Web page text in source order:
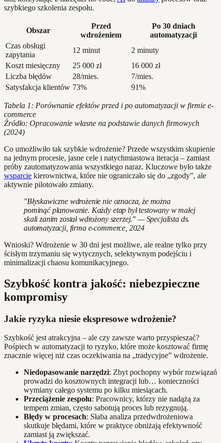
szybkiego szkolenia zespołu.
Obszar
Przed
wdrożeniem
Po 30 dniach
automatyzacji
Czas obsługi
zapytania
12 minut
2 minuty
Koszt miesięczny
25 000 zł
16 000 zł
Liczba błędów
28/mies.
7/mies.
Satysfakcja klientów 73% 91%
Tabela 1: Porównanie efektów przed i po automatyzacji w firmie e-
commerce
Źródło: Opracowanie własne na podstawie danych firmowych
(2024)
Co umożliwiło tak szybkie wdrożenie? Przede wszystkim skupienie
na jednym procesie, jasne cele i natychmiastowa iteracja – zamiast
próby zautomatyzowania wszystkiego naraz. Kluczowe było także
wsparcie kierownictwa, które nie ograniczało się do „zgody”, ale
aktywnie pilotowało zmiany.
"Błyskawiczne wdrożenie nie oznacza, że można
pominąć planowanie. Każdy etap był testowany w małej
skali zanim został wdrożony szerzej." — Specjalista ds.
automatyzacji, firma e-commerce, 2024
Wnioski? Wdrożenie w 30 dni jest możliwe, ale realne tylko przy
ścisłym trzymaniu się wytycznych, selektywnym podejściu i
minimalizacji chaosu komunikacyjnego.
Szybkość kontra jakość: niebezpieczne
kompromisy
Jakie ryzyka niesie ekspresowe wdrożenie?
Szybkość jest atrakcyjna – ale czy zawsze warto przyspieszać?
Pośpiech w automatyzacji to ryzyko, które może kosztować firmę
znacznie więcej niż czas oczekiwania na „tradycyjne” wdrożenie.
Niedopasowanie narzędzi: Zbyt pochopny wybór rozwiązań
prowadzi do kosztownych integracji lub… konieczności
wymiany całego systemu po kilku miesiącach.
Przeciążenie zespołu: Pracownicy, którzy nie nadążą za
tempem zmian, często sabotują proces lub rezygnują.
Błędy w procesach: Słaba analiza przedwdrożeniowa
skutkuje błędami, które w praktyce obniżają efektywność
zamiast ją zwiększać.